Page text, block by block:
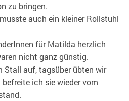
zu bringen.
auch ein kleiner Rollstuhl
für Matilda herzlich
nicht ganz günstig.
Stall auf, tagsüber übten wir
ich sie wieder vom